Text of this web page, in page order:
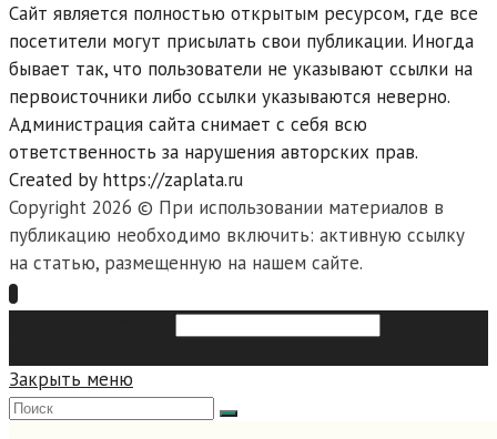
Сайт является полностью открытым ресурсом, где все
посетители могут присылать свои публикации. Иногда
бывает так, что пользователи не указывают ссылки на
первоисточники либо ссылки указываются неверно.
Администрация сайта снимает с себя всю
ответственность за нарушения авторских прав.
Created by https://zaplata.ru
Copyright 2026 © При использовании материалов в
публикацию необходимо включить: активную ссылку
на статью, размещенную на нашем сайте.
Закрыть меню